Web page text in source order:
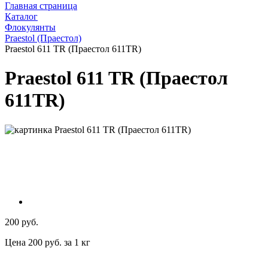
Главная страница
Каталог
Флокулянты
Praestol (Праестол)
Praestol 611 TR (Праестол 611TR)
Praestol 611 TR (Праестол
611TR)
200 руб.
Цена 200 руб. за 1 кг